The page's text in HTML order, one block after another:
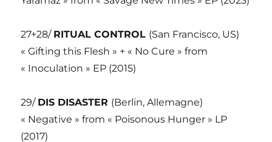
27+28/ RITUAL CONTROL (San Francisco, US)
« Gifting this Flesh » + « No Cure » from
« Inoculation » EP (2015)
29/ DIS DISASTER (Berlin, Allemagne)
« Negative » from « Poisonous Hunger » LP
(2017)